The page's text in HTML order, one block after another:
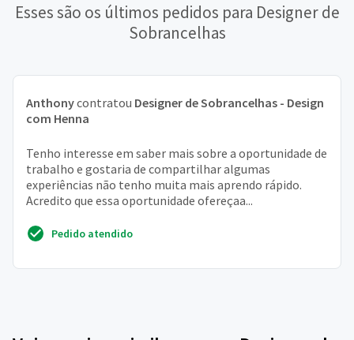
Esses são os últimos pedidos para Designer de
Sobrancelhas
Anthonycontratou Designer de Sobrancelhas - Design
com Henna
Tenho interesse em saber mais sobre a oportunidade de
trabalho e gostaria de compartilhar algumas
experiências não tenho muita mais aprendo rápido.
Acredito que essa oportunidade ofereçaa...
Pedido atendido